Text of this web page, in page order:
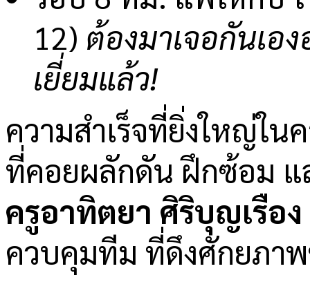
12) ต้องมาเจอกันเอ
เยี่ยมแล้ว!
ความสำเร็จที่ยิ่งใหญ่ใน
ที่คอยผลักดัน ฝึกซ้อม แ
ครูอาทิตยา ศิริบุญเรือง
ควบคุมทีม ที่ดึงศักยภาพ